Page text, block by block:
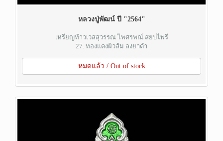
หลวงปู่พัฒน์ ปี "2564"
เหรียญท้าวเวสสุวรรณ ไพศรพณ์ สยบไพรี
27. ทองแดงผิวส้ม ลงยาดำ
หมดแล้ว / Out of stock